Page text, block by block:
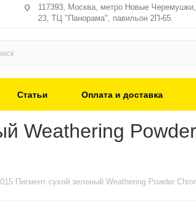
117393, Москва, метро Новые
23, ТЦ "Панорама", павильон 2П-65.
Статьи Оплата и доставка
Weathering
Пигмент сухой зеленый Weathering Powder